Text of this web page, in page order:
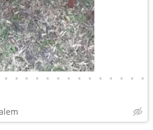
• • • • • • • • • • • • • •